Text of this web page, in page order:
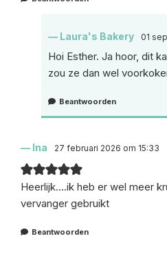
Laura's Bakery 01
Hoi Esther. Ja hoor, dit
zou ze dan wel
Beantwoorden
Ina 27 februari 2026 om 15:33
Heerlijk….ik heb er wel meer
vervanger gebruikt
Beantwoorden